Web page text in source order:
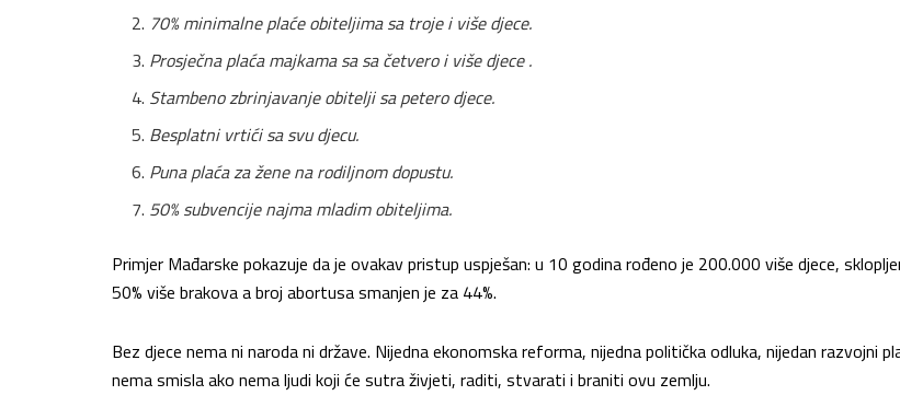
70% minimalne plaće obiteljima sa troje i više djece.
Prosječna plaća majkama sa sa četvero i više djece .
Stambeno zbrinjavanje obitelji sa petero djece.
Besplatni vrtići sa svu djecu.
Puna plaća za žene na rodiljnom dopustu.
50% subvencije najma mladim obiteljima.
Primjer Mađarske pokazuje da je ovakav pristup uspješan: u 10 godina rođeno je 200.000 više djece,
50% više brakova a broj abortusa smanjen je za 44%.
Bez djece nema ni naroda ni države. Nijedna ekonomska reforma, nijedna politička odluka, nijedan razvojni
nema smisla ako nema ljudi koji će sutra živjeti, raditi, stvarati i braniti ovu zemlju.